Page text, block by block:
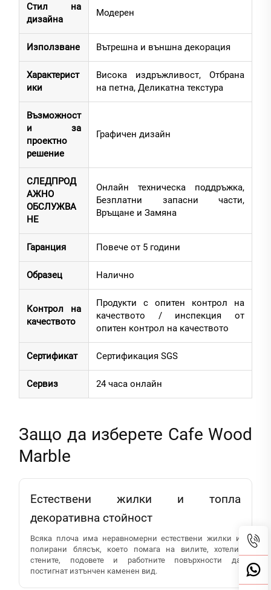
Стил на
дизайна
Модерен
Използване Вътрешна и външна декорация
Характерист
ики
Висока издръжливост, Отбрана
на петна, Деликатна текстура
Възможност
и за
проектно
решение
Графичен дизайн
СЛЕДПРОД
АЖНО
ОБСЛУЖВА
НЕ
Онлайн техническа поддръжка,
Безплатни запасни части,
Връщане и Замяна
Гаранция Повече от 5 години
Образец Налично
Контрол на
качеството
Продукти с опитен контрол на
качеството / инспекция от
опитен контрол на качеството
Сертификат Сертификация SGS
Сервиз 24 часа онлайн
Защо да изберете Cafe Wood
Marble
Естествени жилки и топла
декоративна стойност
Всяка плоча има неравномерни естествени жилки и
полирани блясък, което помага на вилите, хотели,
стените, подовете и работните повърхности да
постигнат изтънчен каменен вид.